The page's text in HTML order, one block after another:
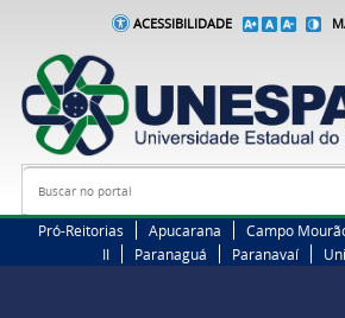
ACESSIBILIDADE
Busca
Pró-Reitorias Apucarana Campo
II
Paranaguá Paranavaí